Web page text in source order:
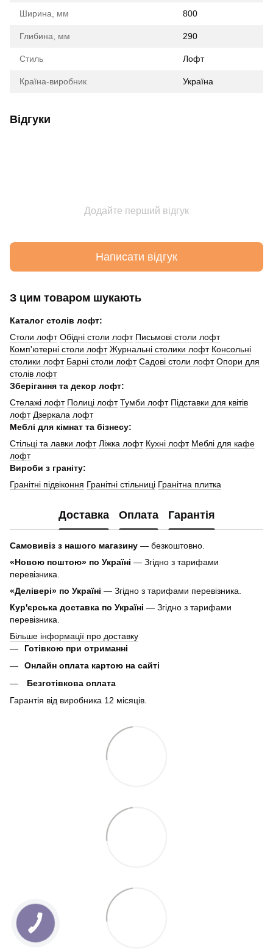
Ширина, мм 800
Глибина, мм 290
Стиль Лофт
Країна-виробник Україна
Відгуки
Додайте перший відгук
Написати відгук
З цим товаром шукають
Каталог столів лофт:
Cтоли лофт Обідні столи лофт Письмові столи лофт
Комп'ютерні столи лофт Журнальні столики лофт Консольні
столики лофт Барні столи лофт Садові столи лофт Опори для
столів лофт
Зберігання та декор лофт:
Стелажі лофт Полиці лофт Тумби лофт Підставки для квітів
лофт Дзеркала лофт
Меблі для кімнат та бізнесу:
Стільці та лавки лофт Ліжка лофт Кухні лофт Меблі для кафе
лофт
Вироби з граніту:
Гранітні підвіконня Гранітні стільниці Гранітна плитка
Доставка Оплата Гарантія
Самовивіз з нашого магазину — безкоштовно.
«Новою поштою» по Україні — Згідно з тарифами
перевізника.
«Делівері» по Україні — Згідно з тарифами перевізника.
Кур'єрська доставка по Україні — Згідно з тарифами
перевізника.
Більше інформації про доставку
Готівкою при отриманні
Онлайн оплата картою на сайті
Безготівкова оплата
Гарантія від виробника 12 місяців.